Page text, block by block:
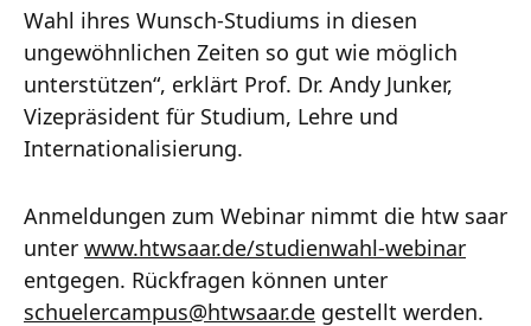
Wahl ihres Wunsch-Studiums in diesen
ungewöhnlichen Zeiten so gut wie möglich
unterstützen“, erklärt Prof. Dr. Andy Junker,
Vizepräsident für Studium, Lehre und
Internationalisierung.
Anmeldungen zum Webinar nimmt die htw saar
unter www.htwsaar.de/studienwahl-webinar
entgegen. Rückfragen können unter
schuelercampus@htwsaar.de gestellt werden.